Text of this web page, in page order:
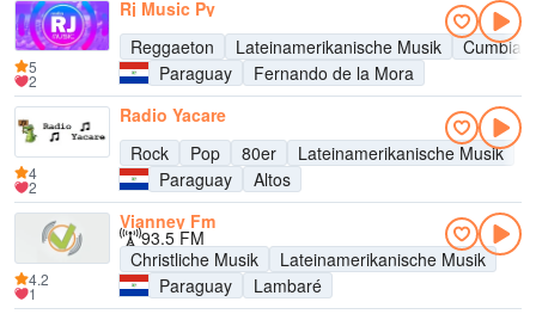
Rj Music Py
Reggaeton
Lateinamerikanische Musik
Cumbia
Paraguay
Fernando de la Mora
5
2
Radio Yacare
Rock
Pop 80er
Lateinamerikanische Musik
Paraguay
Altos
4
2
Vianney Fm
93.5 FM
Christliche Musik
Lateinamerikanische Musik
Paraguay
Lambaré
4.2
1